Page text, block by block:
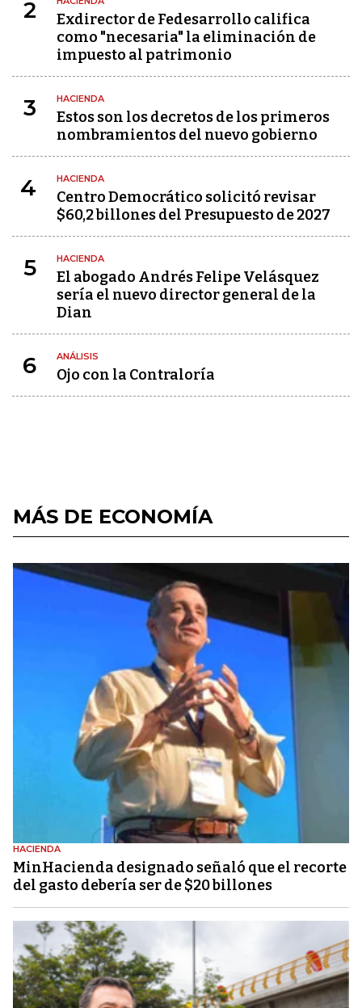
2
Exdirector de Fedesarrollo califica
como "necesaria" la eliminación de
impuesto al patrimonio
3 HACIENDA
Estos son los decretos de los primeros
nombramientos del nuevo gobierno
4 HACIENDA
Centro Democrático solicitó revisar
$60,2 billones del Presupuesto de 2027
5 HACIENDA
El abogado Andrés Felipe Velásquez
sería el nuevo director general de la
Dian
6 ANÁLISIS
Ojo con la Contraloría
MÁS DE ECONOMÍA
HACIENDA
MinHacienda designado señaló que el recorte
del gasto debería ser de $20 billones